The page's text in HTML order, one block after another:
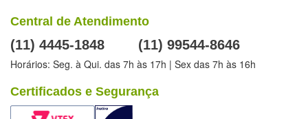
Central de Atendimento
(11) 4445-1848 (11) 99544-8646
Horários: Seg. à Qui. das 7h às 17h | Sex das 7h às 16h
Certificados e Segurança